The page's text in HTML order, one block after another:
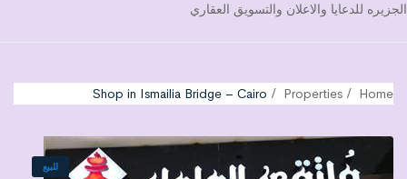
الجزيره للدعايا والاعلان والتسويق العقاري
Home
Properties
Shop in Ismailia Bridge – Cairo
للبيع